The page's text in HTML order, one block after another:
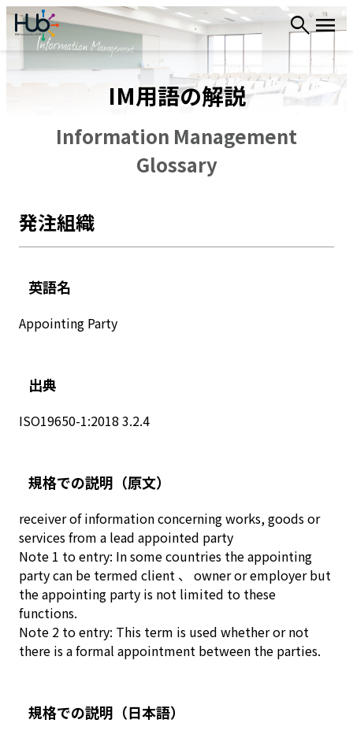
内
容
を
IM用語の解説
Information Management
Glossary
発注組織
英語名
Appointing Party
出典
ISO19650-1:2018 3.2.4
規格での説明 （原文）
receiver of information concerning works, goods or
services from a lead appointed party
Note 1 to entry: In some countries the appointing
party can be termed client 、 owner or employer but
the appointing party is not limited to these
functions.
Note 2 to entry: This term is used whether or not
there is a formal appointment between the parties.
規格での説明 （日本語）